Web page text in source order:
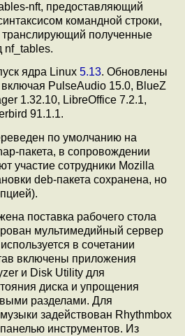
nft, предоставляющий
командной строки,
транслирующий полученные
nf_tables.
ядра Linux 5.13. Обновлены
PulseAudio 15.0, BlueZ
1.32.10, LibreOffice 7.2.1,
91.1.1.
по умолчанию на
пакета, в сопровождении
участие сотрудники Mozilla
deb-пакета сохранена, но
поставка рабочего стола
мультимедийный сервер
в сочетании
включены приложения
и Disk Utility для
диска и упрощения
разделами. Для
задействован Rhythmbox
инструментов. Из